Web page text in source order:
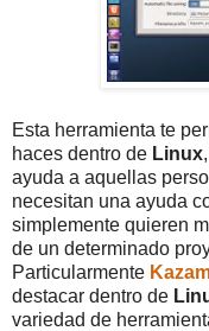
Esta herramienta te
haces dentro de Linux
ayuda a aquellas
necesitan una ayuda
simplemente quieren
de un determinado
Particularmente
destacar dentro de
variedad de